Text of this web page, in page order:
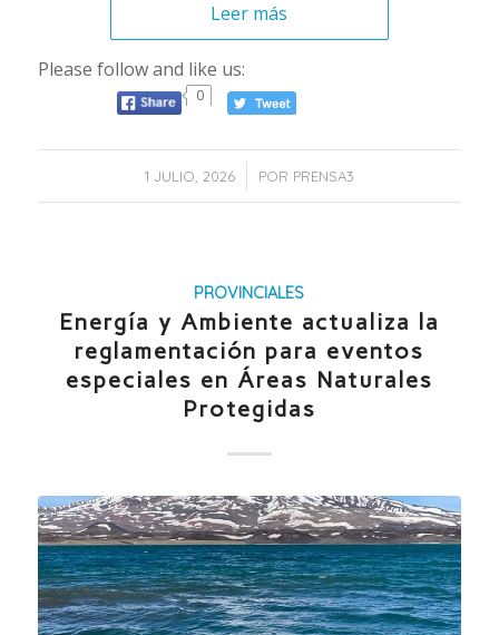
Leer más
Please follow and like us:
0
1 JULIO, 2026
/ POR PRENSA3
PROVINCIALES
Energía y Ambiente actualiza la
reglamentación para eventos
especiales en Áreas Naturales
Protegidas